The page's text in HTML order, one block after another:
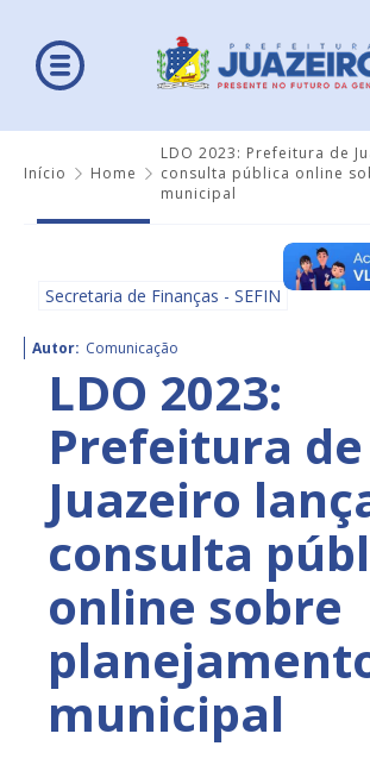
Início Home
LDO 2023: Prefeitura de
consulta pública online
municipal
Secretaria de Finanças - SEFIN
Autor: Comunicação
LDO 2023:
Prefeitura de
Juazeiro
consulta
online sobre
municipal